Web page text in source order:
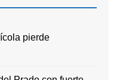
pierde